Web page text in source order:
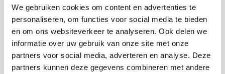
We gebruiken cookies om content en advertenties te
personaliseren, om functies voor social media te bieden
en om ons websiteverkeer te analyseren. Ook delen we
informatie over uw gebruik van onze site met onze
partners voor social media, adverteren en analyse. Deze
partners kunnen deze gegevens combineren met andere
Maarten Kwakernaak
A. Knispel